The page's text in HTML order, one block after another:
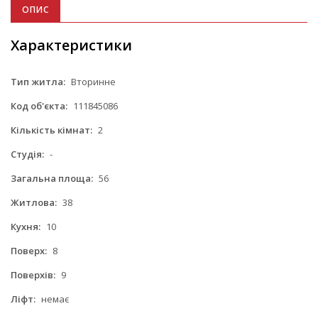
ОПИС
Характеристики
Тип житла: Вторинне
Код об'єкта: 111845086
Кількість кімнат: 2
Студія: -
Загальна площа: 56
Житлова: 38
Кухня: 10
Поверх: 8
Поверхів: 9
Ліфт: немає